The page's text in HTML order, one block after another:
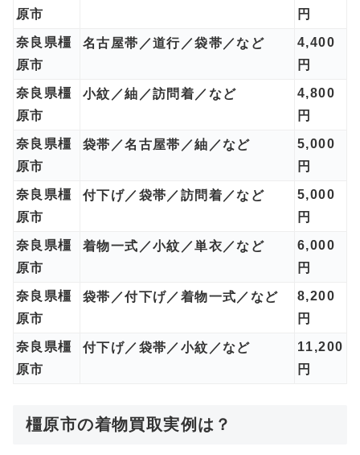
原市
円
奈良県橿
原市
名古屋帯／道行／袋帯／など
4,400
円
奈良県橿
原市
小紋／紬／訪問着／など
4,800
円
奈良県橿
原市
袋帯／名古屋帯／紬／など
5,000
円
奈良県橿
原市
付下げ／袋帯／訪問着／など
5,000
円
奈良県橿
原市
着物一式／小紋／単衣／など
6,000
円
奈良県橿
原市
袋帯／付下げ／着物一式／など
8,200
円
奈良県橿
原市
付下げ／袋帯／小紋／など
11,200
円
橿原市の着物買取実例は？